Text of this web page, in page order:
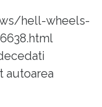
hell-wheels-
autoarea